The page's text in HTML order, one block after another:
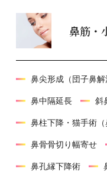
鼻筋・
鼻尖形成（団子鼻解
鼻中隔延長 斜
鼻柱下降・猫手術（
鼻骨骨切り幅寄せ
鼻孔縁下降術